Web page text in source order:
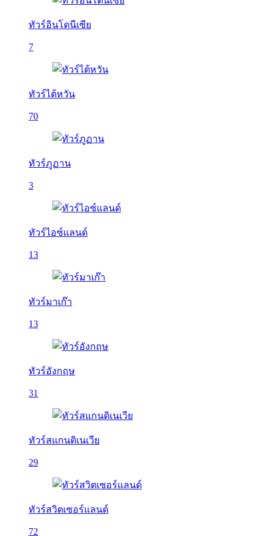
ทัวร์อินโดนีเซีย
7
ทัวร์ไต้หวัน
70
ทัวร์ภูฏาน
3
ทัวร์ไอซ์แลนด์
13
ทัวร์มาเก๊า
13
ทัวร์อังกฤษ
31
ทัวร์สแกนดิเนเวีย
29
ทัวร์สวิตเซอร์แลนด์
72